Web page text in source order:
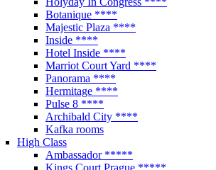
Botanique ****
Majestic Plaza ****
Inside ****
Hotel Inside ****
Marriot Court Yard ****
Panorama ****
Hermitage ****
Pulse 8 ****
Archibald City ****
Kafka rooms
High Class
Ambassador *****
Kings Court Prague *****